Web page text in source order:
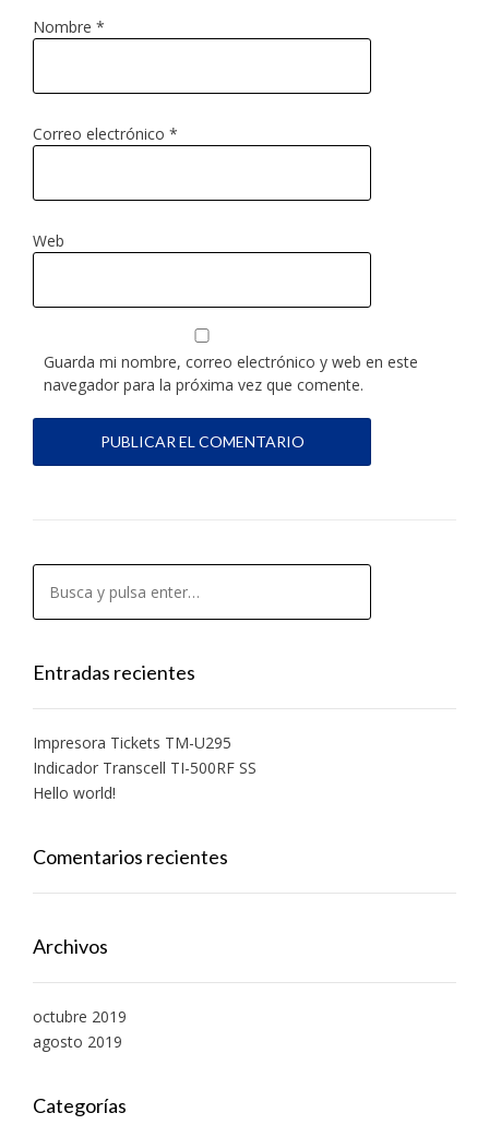
Nombre *
Correo electrónico *
Web
Guarda mi nombre, correo electrónico y web en este
navegador para la próxima vez que comente.
Entradas recientes
Impresora Tickets TM-U295
Indicador Transcell TI-500RF SS
Hello world!
Comentarios recientes
Archivos
octubre 2019
agosto 2019
Categorías